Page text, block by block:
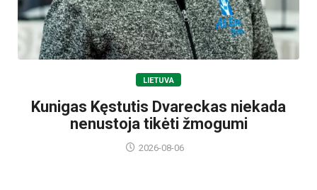
LIETUVA
Kunigas Kęstutis Dvareckas niekada
nenustoja tikėti žmogumi
2026-08-06